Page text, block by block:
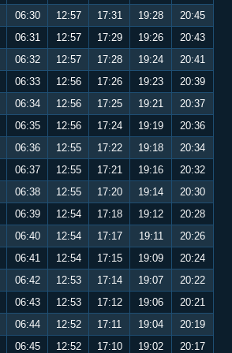
06:30 12:57 17:31 19:28
20:45
06:31 12:57 17:29 19:26
20:43
06:32 12:57 17:28 19:24
20:41
06:33 12:56 17:26 19:23
20:39
06:34 12:56 17:25 19:21
20:37
06:35 12:56 17:24 19:19
20:36
06:36 12:55 17:22 19:18
20:34
06:37 12:55 17:21 19:16
20:32
06:38 12:55 17:20 19:14
20:30
06:39 12:54 17:18 19:12
20:28
06:40 12:54 17:17 19:11
20:26
06:41 12:54 17:15 19:09
20:24
06:42 12:53 17:14 19:07
20:22
06:43 12:53 17:12 19:06
20:21
06:44 12:52 17:11 19:04
20:19
06:45 12:52 17:10 19:02
20:17